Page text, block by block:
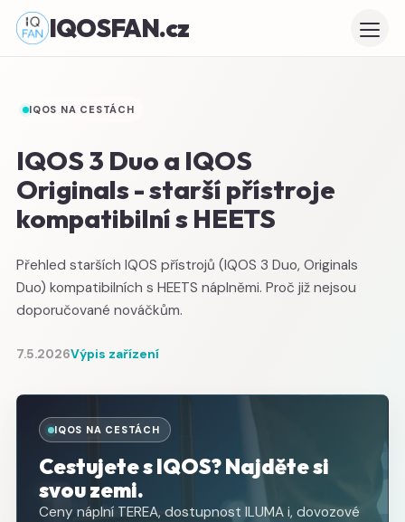
IQOSFAN.cz
IQOS NA CESTÁCH
IQOS 3 Duo a IQOS
Originals - starší přístroje
kompatibilní s HEETS
Přehled starších IQOS přístrojů (IQOS 3 Duo, Originals
Duo) kompatibilních s HEETS náplněmi. Proč již nejsou
doporučované nováčkům.
7.5.2026Výpis zařízení
IQOS NA CESTÁCH
Cestujete s IQOS? Najděte si
svou zemi.
Ceny náplní TEREA, dostupnost ILUMA i, dovozové